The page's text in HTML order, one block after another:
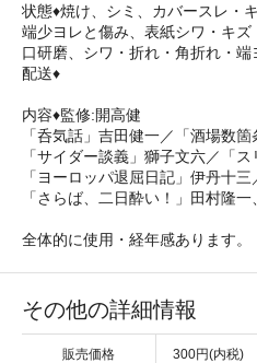
状態♦焼け、シミ、カバースレ・
端少ヨレと傷み、表紙シワ・キ
口研磨、シワ・折れ・角折れ・端
配送♦
内容♦監修:開高健
「呑気話」吉田健一／「酒場数
「サイダー談義」獅子文六／「
「ヨーロッパ退屈日記」伊丹十
「さらば、二日酔い！」田村隆一
全体的に使用・経年感あります。
その他の詳細情報
販売価格 300円(内税)